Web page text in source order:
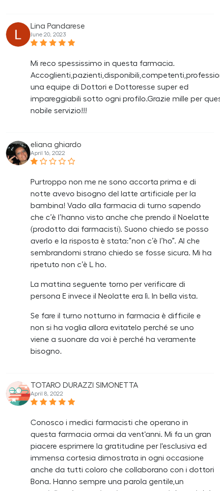
Lina Pandarese
June 20, 2023
Mi reco spessissimo in questa farmacia.
una equipe di Dottori e Dottoresse super ed
impareggiabili sotto ogni profilo.Grazie mille per
nobile servizio!!!
eliana ghiardo
April 16, 2022
Purtroppo non me ne sono accorta prima e di
notte avevo bisogno del latte artificiale per la
bambina! Vado alla farmacia di turno sapendo
che c’è l’hanno visto anche che prendo il Noelatte
(prodotto dai farmacisti). Suono chiedo se posso
averlo e la risposta è stata:”non c’è l’ho”. Al che
sembrandomi strano chiedo se fosse sicura. Mi ha
ripetuto non c’è L ho.
La mattina seguente torno per verificare di
persona E invece il Neolatte era lì. In bella vista.
Se fare il turno notturno in farmacia è difficile e
non si ha voglia allora evitatelo perché se uno
viene a suonare da voi è perché ha veramente
bisogno.
TOTARO DURAZZI SIMONETTA
April 8, 2022
Conosco i medici farmacisti che operano in
questa farmacia ormai da vent'anni. Mi fa un gran
piacere esprimere la gratitudine per l'esclusiva ed
immensa cortesia dimostrata in ogni occasione
anche da tutti coloro che collaborano con i dottori
Bona. Hanno sempre una parola gentile,un